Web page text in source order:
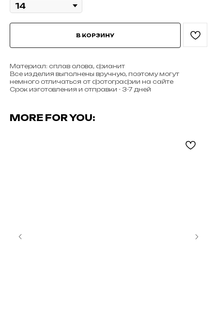
В КОРЗИНУ
Материал: сплав олова, фианит
Все изделия выполнены вручную, поэтому могут
немного отличаться от фотографии на сайте
Срок изготовления и отправки - 3-7 дней
MORE FOR YOU: